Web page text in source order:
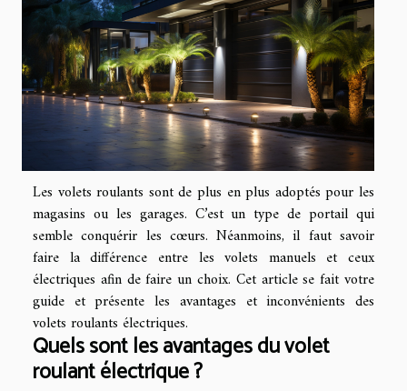
Les volets roulants sont de plus en plus adoptés pour les
magasins ou les garages. C’est un type de portail qui
semble conquérir les cœurs. Néanmoins, il faut savoir
faire la différence entre les volets manuels et ceux
électriques afin de faire un choix. Cet article se fait votre
guide et présente les avantages et inconvénients des
volets roulants électriques.
Quels sont les avantages du volet
roulant électrique ?